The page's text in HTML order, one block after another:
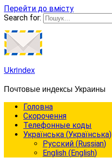
Перейти до вмісту
Search for:
Ukrindex
Почтовые индексы Украины
Головна
Cкорочення
Телефонные коды
Українська (Українська)
Русский (Russian)
English (English)